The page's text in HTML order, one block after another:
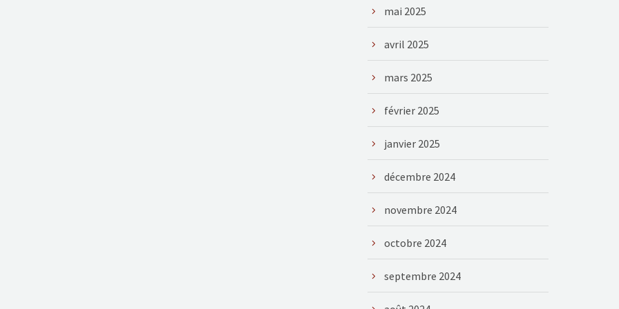
mai 2025
avril 2025
mars 2025
février 2025
janvier 2025
décembre 2024
novembre 2024
octobre 2024
septembre 2024